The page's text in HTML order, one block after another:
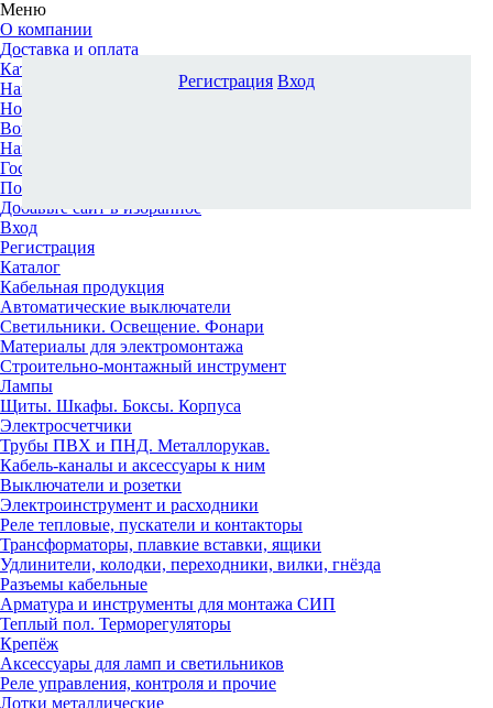
Меню
О компании
Доставка и оплата
Каталог
Наши офисы
Новости и новинки
Вопрос-ответ
Наша команда
Гос. заказчикам
Поставщикам
Добавьте сайт в избранное
Вход
Регистрация
Каталог
Кабельная продукция
Автоматические выключатели
Светильники. Освещение. Фонари
Материалы для электромонтажа
Строительно-монтажный инструмент
Лампы
Щиты. Шкафы. Боксы. Корпуса
Электросчетчики
Трубы ПВХ и ПНД. Металлорукав.
Кабель-каналы и аксессуары к ним
Выключатели и розетки
Электроинструмент и расходники
Реле тепловые, пускатели и контакторы
Трансформаторы, плавкие вставки, ящики
Удлинители, колодки, переходники, вилки, гнёзда
Разъемы кабельные
Арматура и инструменты для монтажа СИП
Теплый пол. Терморегуляторы
Крепёж
Аксессуары для ламп и светильников
Реле управления, контроля и прочие
Лотки металлические
Регистрация Вход